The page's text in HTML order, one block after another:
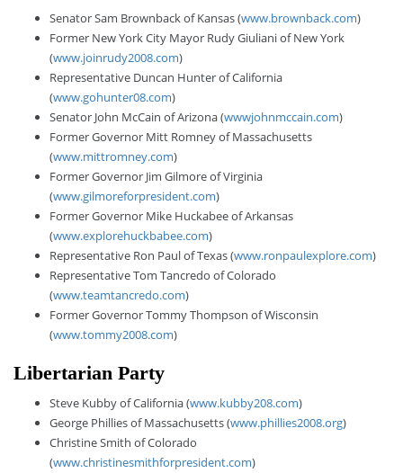
Senator Sam Brownback of Kansas (www.brownback.com)
Former New York City Mayor Rudy Giuliani of New York
(www.joinrudy2008.com)
Representative Duncan Hunter of California
(www.gohunter08.com)
Senator John McCain of Arizona (wwwjohnmccain.com)
Former Governor Mitt Romney of Massachusetts
(www.mittromney.com)
Former Governor Jim Gilmore of Virginia
(www.gilmoreforpresident.com)
Former Governor Mike Huckabee of Arkansas
(www.explorehuckbabee.com)
Representative Ron Paul of Texas (www.ronpaulexplore.com)
Representative Tom Tancredo of Colorado
(www.teamtancredo.com)
Former Governor Tommy Thompson of Wisconsin
(www.tommy2008.com)
Libertarian Party
Steve Kubby of California (www.kubby208.com)
George Phillies of Massachusetts (www.phillies2008.org)
Christine Smith of Colorado
(www.christinesmithforpresident.com)